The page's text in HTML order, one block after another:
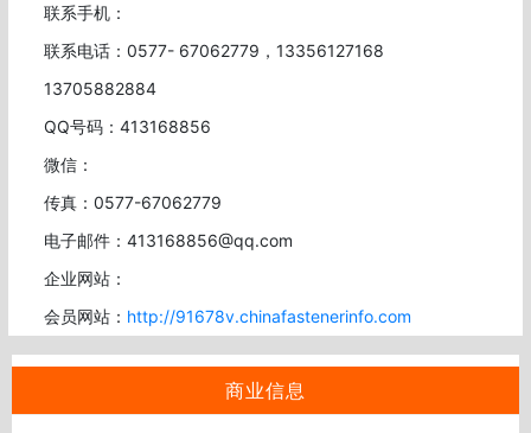
联系手机：
联系电话：0577- 67062779，13356127168
13705882884
QQ号码：413168856
微信：
传真：0577-67062779
电子邮件：413168856@qq.com
企业网站：
会员网站： http://91678v.chinafastenerinfo.com
商业信息